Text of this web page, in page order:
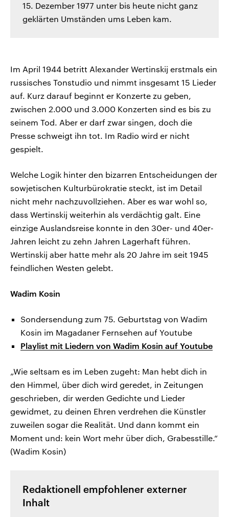
15. Dezember 1977 unter bis heute nicht ganz
geklärten Umständen ums Leben kam.
Im April 1944 betritt Alexander Wertinskij erstmals ein
russisches Tonstudio und nimmt insgesamt 15 Lieder
auf. Kurz darauf beginnt er Konzerte zu geben,
zwischen 2.000 und 3.000 Konzerten sind es bis zu
seinem Tod. Aber er darf zwar singen, doch die
Presse schweigt ihn tot. Im Radio wird er nicht
gespielt.
Welche Logik hinter den bizarren Entscheidungen der
sowjetischen Kulturbürokratie steckt, ist im Detail
nicht mehr nachzuvollziehen. Aber es war wohl so,
dass Wertinskij weiterhin als verdächtig galt. Eine
einzige Auslandsreise konnte in den 30er- und 40er-
Jahren leicht zu zehn Jahren Lagerhaft führen.
Wertinskij aber hatte mehr als 20 Jahre im seit 1945
feindlichen Westen gelebt.
Wadim Kosin
Sondersendung zum 75. Geburtstag von Wadim
Kosin im Magadaner Fernsehen auf Youtube
Playlist mit Liedern von Wadim Kosin auf Youtube
„Wie seltsam es im Leben zugeht: Man hebt dich in
den Himmel, über dich wird geredet, in Zeitungen
geschrieben, dir werden Gedichte und Lieder
gewidmet, zu deinen Ehren verdrehen die Künstler
zuweilen sogar die Realität. Und dann kommt ein
Moment und: kein Wort mehr über dich, Grabesstille.“
(Wadim Kosin)
Redaktionell empfohlener externer
Inhalt